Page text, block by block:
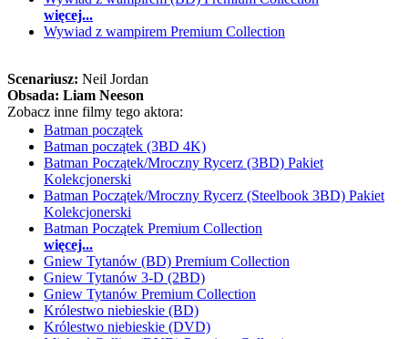
więcej...
Wywiad z wampirem Premium Collection
Scenariusz: Neil Jordan
Obsada: Liam Neeson
Zobacz inne filmy tego aktora:
Batman początek
Batman początek (3BD 4K)
Batman Początek/Mroczny Rycerz (3BD) Pakiet
Kolekcjonerski
Batman Początek/Mroczny Rycerz (Steelbook 3BD) Pakiet
Kolekcjonerski
Batman Początek Premium Collection
więcej...
Gniew Tytanów (BD) Premium Collection
Gniew Tytanów 3-D (2BD)
Gniew Tytanów Premium Collection
Królestwo niebieskie (BD)
Królestwo niebieskie (DVD)